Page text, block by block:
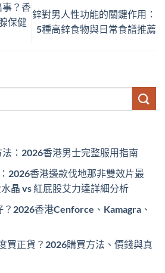
事？香
保健
鋅對男人性功能的關鍵作用：
5種高鋅食物與日常食譜推薦
：2026香港男士完整服用指南
2026香港邊款伐地那非雙效片最
晶 vs 紅屁股艾力達詳細分析
2026香港Cenforce、Kamagra、
買正貨？2026購買方法、價錢與真